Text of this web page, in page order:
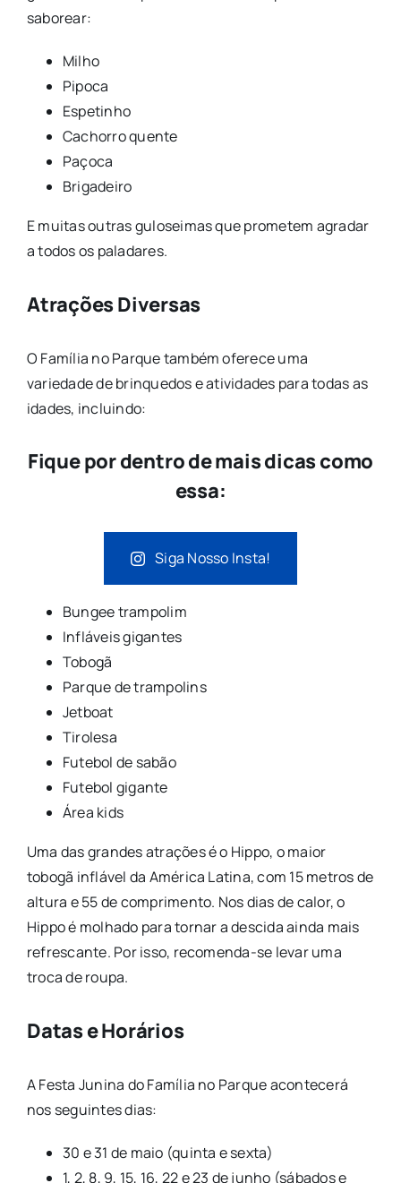
saborear:
Milho
Pipoca
Espetinho
Cachorro quente
Paçoca
Brigadeiro
E muitas outras guloseimas que prometem agradar
a todos os paladares.
Atrações Diversas
O Família no Parque também oferece uma
variedade de brinquedos e atividades para todas as
idades, incluindo:
Fique por dentro de mais dicas como
essa:
Siga Nosso Insta!
Bungee trampolim
Infláveis gigantes
Tobogã
Parque de trampolins
Jetboat
Tirolesa
Futebol de sabão
Futebol gigante
Área kids
Uma das grandes atrações é o Hippo, o maior
tobogã inflável da América Latina, com 15 metros de
altura e 55 de comprimento. Nos dias de calor, o
Hippo é molhado para tornar a descida ainda mais
refrescante. Por isso, recomenda-se levar uma
troca de roupa.
Datas e Horários
A Festa Junina do Família no Parque acontecerá
nos seguintes dias:
30 e 31 de maio (quinta e sexta)
1, 2, 8, 9, 15, 16, 22 e 23 de junho (sábados e